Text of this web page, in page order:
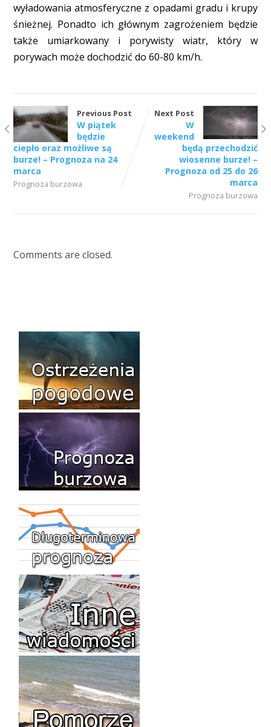
wyładowania atmosferyczne z opadami gradu i krupy
śnieżnej. Ponadto ich głównym zagrożeniem będzie
także umiarkowany i porywisty wiatr, który w
porywach może dochodzić do 60-80 km/h.
Previous Post
W piątek
będzie
ciepło oraz możliwe są
burze! – Prognoza na 24
marca
Prognoza burzowa
Next Post
W
weekend
będą przechodzić
wiosenne burze! –
Prognoza od 25 do 26
marca
Prognoza burzowa
Comments are closed.